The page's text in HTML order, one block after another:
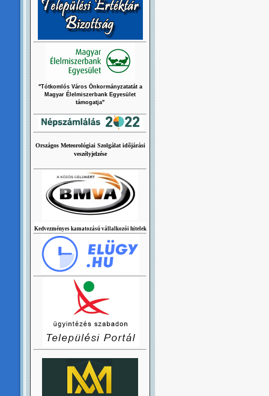
"Tótkomlós Város Önkormányzatatát a
Magyar Élelmiszerbank Egyesület
támogatja"
Országos Meteorológiai Szolgálat időjárási
veszélyjelzése
Kedvezményes kamatozású vállalkozói hitelek